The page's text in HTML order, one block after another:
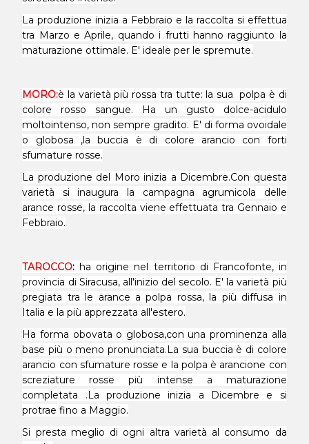
La produzione inizia a Febbraio e la raccolta si effettua
tra Marzo e Aprile, quando i frutti hanno raggiunto la
maturazione ottimale. E' ideale per le spremute.
MORO:è la varietà più rossa tra tutte: la sua polpa è di
colore rosso sangue. Ha un gusto dolce-acidulo
moltointenso, non sempre gradito. E' di forma ovoidale
o globosa ,la buccia è di colore arancio con forti
sfumature rosse.
La produzione del Moro inizia a Dicembre.Con questa
varietà si inaugura la campagna agrumicola delle
arance rosse, la raccolta viene effettuata tra Gennaio e
Febbraio.
TAROCCO: ha origine nel territorio di Francofonte, in
provincia di Siracusa, all'inizio del secolo. E' la varietà più
pregiata tra le arance a polpa rossa, la più diffusa in
Italia e la più apprezzata all'estero.
Ha forma obovata o globosa,con una prominenza alla
base più o meno pronunciata.La sua buccia è di colore
arancio con sfumature rosse e la polpa è arancione con
screziature rosse più intense a maturazione
completata .La produzione inizia a Dicembre e si
protrae fino a Maggio.
Si presta meglio di ogni altra varietà al consumo da